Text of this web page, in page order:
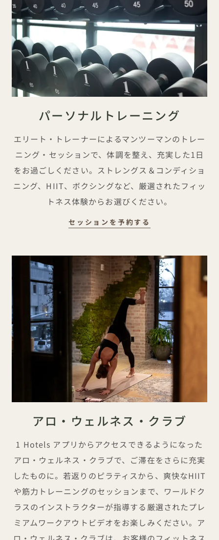
パーソナルトレーニング
エリート・トレーナーによるマンツーマンのトレー
ニング・セッションで、体調を整え、充実した1日
をお過ごしください。ストレングス＆コンディショ
ニング、HIIT、ボクシングなど、厳選されたフィッ
トネス体験からお選びください。
セッションを予約する
アロ・ウェルネス・クラブ
1 Hotels アプリからアクセスできるようになった
アロ・ウェルネス・クラブで、ご滞在をさらに充実
したものに。若返りのピラティスから、爽快なHIIT
や筋力トレーニングのセッションまで、ワールドク
ラスのインストラクターが指導する厳選されたプレ
ミアムワークアウトビデオをお楽しみください。ア